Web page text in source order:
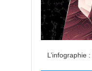
L’infographie :